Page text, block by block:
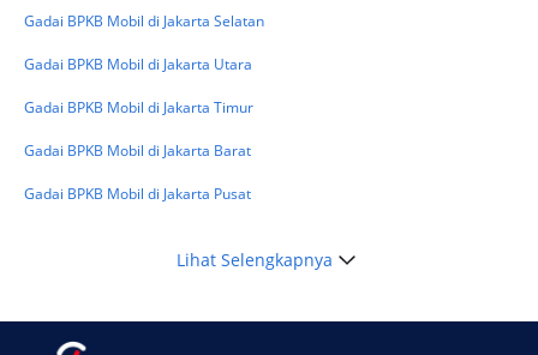
Masuk BI Checking? Simak Peraturan
Gadai BPKB Mobil di Jakarta Selatan
Gadai BPKB Mobil di Jakarta Utara
Gadai BPKB Mobil di Jakarta Timur
Gadai BPKB Mobil di Jakarta Barat
Gadai BPKB Mobil di Jakarta Pusat
Lihat Selengkapnya